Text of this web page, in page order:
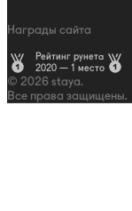
Награды сайта
Рейтинг рунета
2020 — 1 место
© 2026 staya.
Все права защищены.